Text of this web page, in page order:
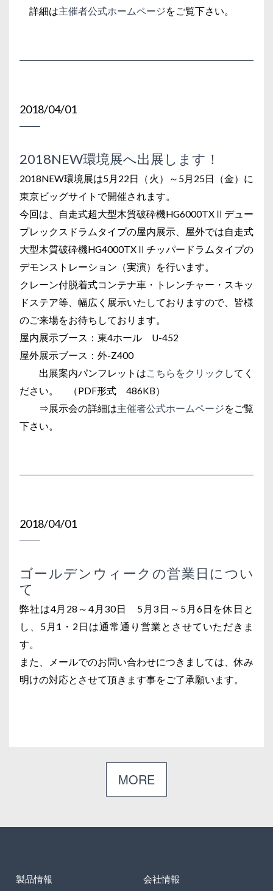
詳細は主催者公式ホームページをご覧下さい。
2018/04/01
2018NEW環境展へ出展します！
2018NEW環境展は5月22日（火）～5月25日（金）に
東京ビッグサイトで開催されます。
今回は、自走式超大型木質破砕機HG6000TXⅡデュー
プレックスドラムタイプの屋内展示、屋外では自走式
大型木質破砕機HG4000TXⅡチッパードラムタイプの
デモンストレーション（実演）を行います。
クレーン付脱着式コンテナ車・トレンチャー・スキッ
ドステア等、幅広く展示いたしておりますので、皆様
のご来場をお待ちしております。
屋内展示ブース：東4ホール U-452
屋外展示ブース：外-Z400
出展案内パンフレットはこちらをクリック してく
ださい。 （PDF形式 486KB）
⇒展示会の詳細は主催者公式ホームページをご覧
下さい。
2018/04/01
ゴールデンウィークの営業日につい
て
弊社は4月28～4月30日 5月3日～5月6日を休日と
し、5月1・2日は通常通り営業とさせていただきま
す。
また、メールでのお問い合わせにつきましては、休み
明けの対応とさせて頂きます事をご了承願います。
製品情報 会社情報